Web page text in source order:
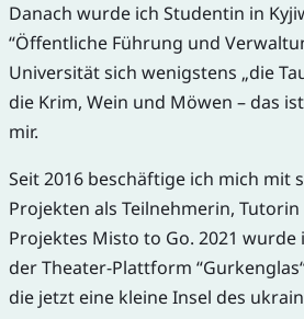
Danach wurde ich Studentin in
“Öffentliche Führung und
Universität sich wenigstens „die
die Krim, Wein und Möwen – das
mir.
Seit 2016 beschäftige ich mich mit
Projekten als Teilnehmerin,
Projektes Misto to Go. 2021
der Theater-Plattform “Gurkenglas“
die jetzt eine kleine Insel des